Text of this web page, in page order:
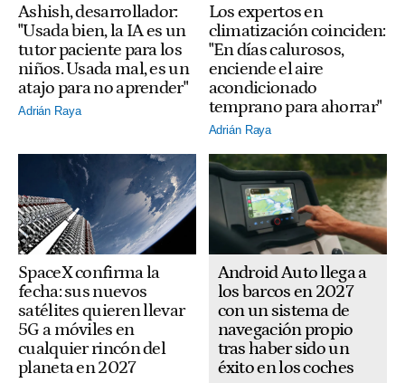
Ashish, desarrollador:
"Usada bien, la IA es un
tutor paciente para los
niños. Usada mal, es un
atajo para no aprender"
Adrián Raya
Los expertos en
climatización coinciden:
"En días calurosos,
enciende el aire
acondicionado
temprano para ahorrar"
Adrián Raya
SpaceX confirma la
fecha: sus nuevos
satélites quieren llevar
5G a móviles en
cualquier rincón del
planeta en 2027
Android Auto llega a
los barcos en 2027
con un sistema de
navegación propio
tras haber sido un
éxito en los coches